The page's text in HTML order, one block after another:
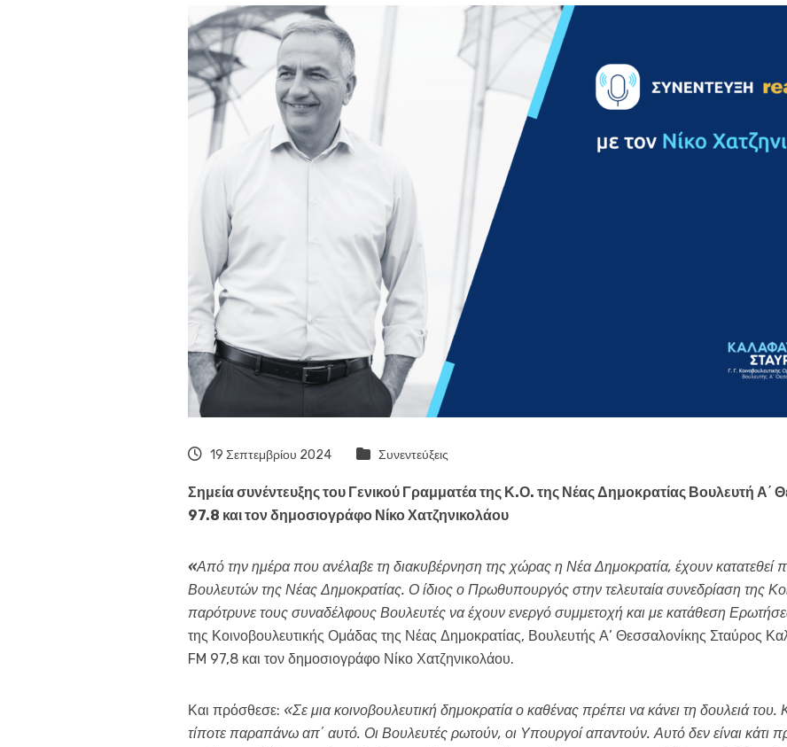
19 Σεπτεμβρίου 2024 Συνεντεύξεις
Σημεία συνέντευξης του Γενικού Γραμματέα της Κ.Ο. της Νέας Δημοκρατίας Βουλευτή Α΄
97.8 και τον δημοσιογράφο Νίκο Χατζηνικολάου
«Από την ημέρα που ανέλαβε τη διακυβέρνηση της χώρας η Νέα Δημοκρατία, έχουν
Βουλευτών της Νέας Δημοκρατίας. Ο ίδιος ο Πρωθυπουργός στην τελευταία συνεδρίαση της
παρότρυνε τους συναδέλφους Βουλευτές να έχουν ενεργό συμμετοχή και με κατάθεση
της Κοινοβουλευτικής Ομάδας της Νέας Δημοκρατίας, Βουλευτής Α’ Θεσσαλονίκης Σταύρος
FM 97,8 και τον δημοσιογράφο Νίκο Χατζηνικολάου.
Και πρόσθεσε: «Σε μια κοινοβουλευτική δημοκρατία ο καθένας πρέπει να κάνει τη δουλειά του.
τίποτε παραπάνω απ΄ αυτό. Οι Βουλευτές ρωτούν, οι Υπουργοί απαντούν. Αυτό δεν είναι κάτι